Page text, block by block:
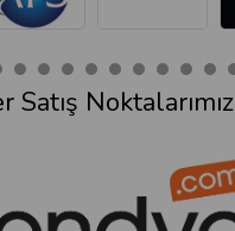
Satış Noktalarımız